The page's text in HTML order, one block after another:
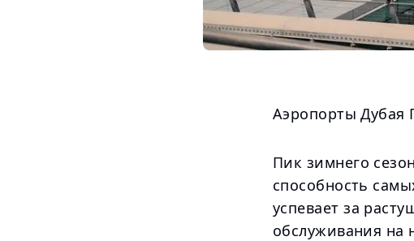
Аэропорты Дубая
Пик зимнего
способность
успевает за
обслуживания на